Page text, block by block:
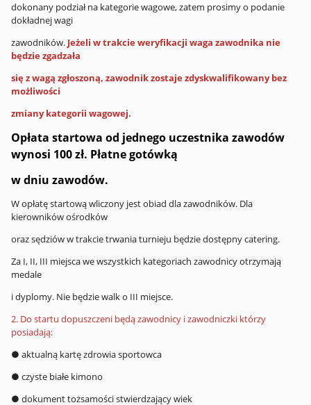
dokonany podział na kategorie wagowe, zatem prosimy o podanie
dokładnej wagi
zawodników. Jeżeli w trakcie weryfikacji waga zawodnika nie
będzie zgadzała
się z wagą zgłoszoną, zawodnik zostaje zdyskwalifikowany bez
możliwości
zmiany kategorii wagowej.
Opłata startowa od jednego uczestnika zawodów
wynosi 100 zł. Płatne gotówką
w dniu zawodów.
W opłatę startową wliczony jest obiad dla zawodników. Dla
kierowników ośrodków
oraz sędziów w trakcie trwania turnieju będzie dostępny catering.
Za I, II, III miejsca we wszystkich kategoriach zawodnicy otrzymają
medale
i dyplomy. Nie będzie walk o III miejsce.
2. Do startu dopuszczeni będą zawodnicy i zawodniczki którzy
posiadają:
● aktualną kartę zdrowia sportowca
● czyste białe kimono
● dokument tożsamości stwierdzający wiek